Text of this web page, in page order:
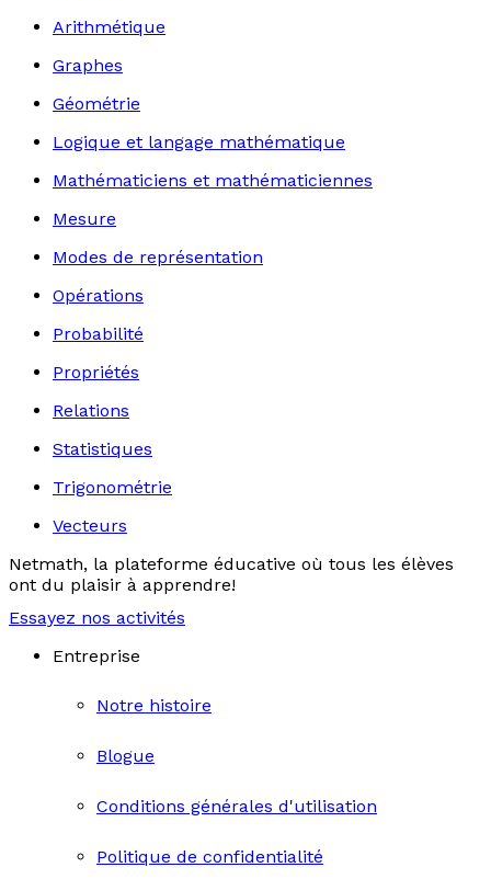
Arithmétique
Graphes
Géométrie
Logique et langage mathématique
Mathématiciens et mathématiciennes
Mesure
Modes de représentation
Opérations
Probabilité
Propriétés
Relations
Statistiques
Trigonométrie
Vecteurs
Netmath, la plateforme éducative où tous les élèves
ont du plaisir à apprendre!
Essayez nos activités
Entreprise
Notre histoire
Blogue
Conditions générales d'utilisation
Politique de confidentialité